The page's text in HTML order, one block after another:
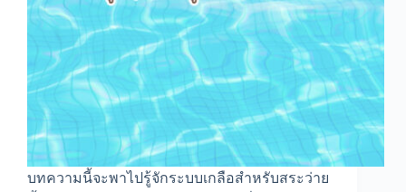
บทความนี้จะพาไปรู้จักระบบเกลือสำหรับสระว่าย